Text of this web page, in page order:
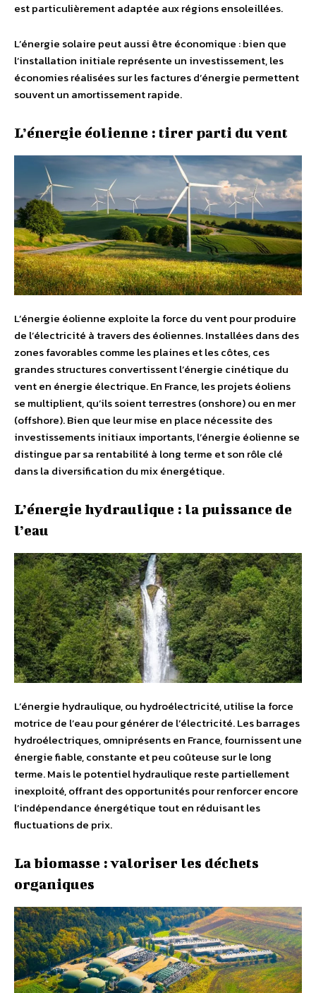
est particulièrement adaptée aux régions ensoleillées.
L’énergie solaire peut aussi être économique : bien que
l’installation initiale représente un investissement, les
économies réalisées sur les factures d’énergie permettent
souvent un amortissement rapide.
L’énergie éolienne : tirer parti du vent
L’énergie éolienne exploite la force du vent pour produire
de l’électricité à travers des éoliennes. Installées dans des
zones favorables comme les plaines et les côtes, ces
grandes structures convertissent l’énergie cinétique du
vent en énergie électrique. En France, les projets éoliens
se multiplient, qu’ils soient terrestres (onshore) ou en mer
(offshore). Bien que leur mise en place nécessite des
investissements initiaux importants, l’énergie éolienne se
distingue par sa rentabilité à long terme et son rôle clé
dans la diversification du mix énergétique.
L’énergie hydraulique : la puissance de
l’eau
L’énergie hydraulique, ou hydroélectricité, utilise la force
motrice de l’eau pour générer de l’électricité. Les barrages
hydroélectriques, omniprésents en France, fournissent une
énergie fiable, constante et peu coûteuse sur le long
terme. Mais le potentiel hydraulique reste partiellement
inexploité, offrant des opportunités pour renforcer encore
l’indépendance énergétique tout en réduisant les
fluctuations de prix.
La biomasse : valoriser les déchets
organiques